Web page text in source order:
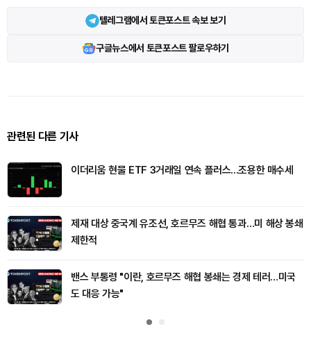
텔레그램에서 토큰포스트 속보 보기
구글뉴스에서 토큰포스트 팔로우하기
관련된 다른 기사
이더리움 현물 ETF 3거래일 연속 플러스...조용한 매수세
제재 대상 중국계 유조선, 호르무즈 해협 통과…미 해상 봉쇄
제한적
밴스 부통령 "이란, 호르무즈 해협 봉쇄는 경제 테러…미국
도 대응 가능"